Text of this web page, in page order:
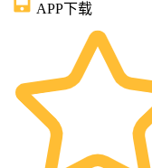
APP下载